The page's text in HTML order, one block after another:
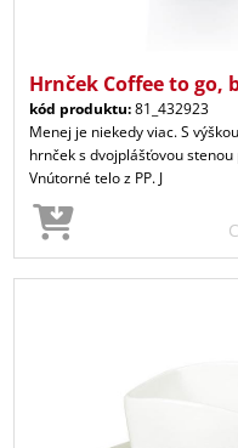
Hrnček Coffee to go,
kód produktu:81_432923
Menej je niekedy viac. S
hrnček s dvojplášťovou
Vnútorné telo z PP. J